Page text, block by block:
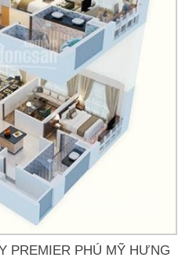
PREMIER PHÚ MỸ HƯNG